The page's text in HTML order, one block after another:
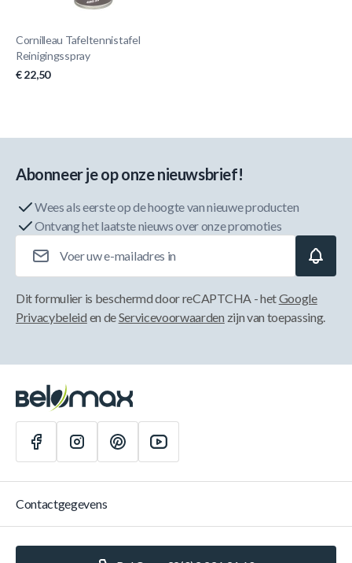
Cornilleau Tafeltennistafel
Reinigingsspray
€ 22,50
Abonneer je op onze nieuwsbrief!
Wees als eerste op de hoogte van nieuwe producten
Ontvang het laatste nieuws over onze promoties
Dit formulier is beschermd door reCAPTCHA - hetGoogle
Privacybeleid en deServicevoorwaarden zijn van toepassing.
Contactgegevens